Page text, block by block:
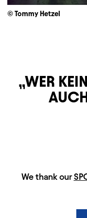
© Tommy Hetzel
WER
We thank our